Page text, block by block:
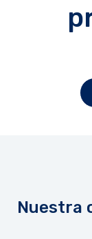
Nuestra